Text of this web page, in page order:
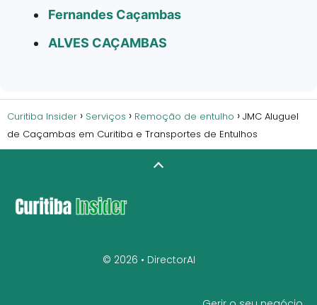
Fernandes Caçambas
ALVES CAÇAMBAS
Curitiba Insider Serviços Remoção de entulho
JMC Aluguel
de Caçambas em Curitiba e Transportes de Entulhos
© 2026 • DirectorAI